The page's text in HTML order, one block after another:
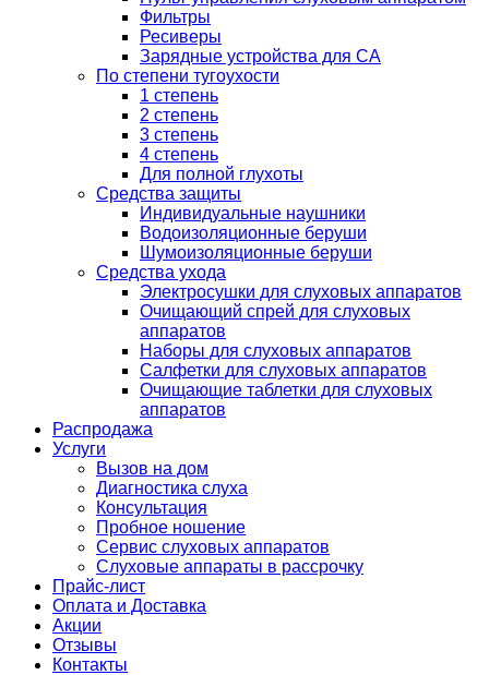
Фильтры
Ресиверы
Зарядные устройства для СА
По степени тугоухости
1 степень
2 степень
3 степень
4 степень
Для полной глухоты
Средства защиты
Индивидуальные наушники
Водоизоляционные беруши
Шумоизоляционные беруши
Средства ухода
Электросушки для слуховых аппаратов
Очищающий спрей для слуховых
аппаратов
Наборы для слуховых аппаратов
Салфетки для слуховых аппаратов
Очищающие таблетки для слуховых
аппаратов
Распродажа
Услуги
Вызов на дом
Диагностика слуха
Консультация
Пробное ношение
Сервис слуховых аппаратов
Слуховые аппараты в рассрочку
Прайс-лист
Оплата и Доставка
Акции
Отзывы
Контакты